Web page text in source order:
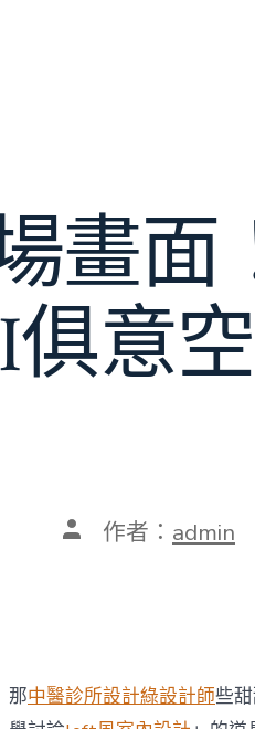
畫面
俱意
文 作者： admin
那中醫診所設計綠設計師些